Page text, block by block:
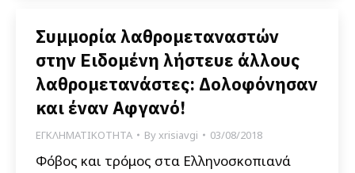
Συμμορία λαθρομεταναστών
στην Ειδομένη λήστευε άλλους
λαθρομετανάστες: Δολοφόνησαν
και έναν Aφγανό!
ΕΓΚΛΗΜΑΤΙΚΟΤΗΤΑ Byxrisiavgi 03/08/2018
Φόβος και τρόμος στα Ελληνοσκοπιανά